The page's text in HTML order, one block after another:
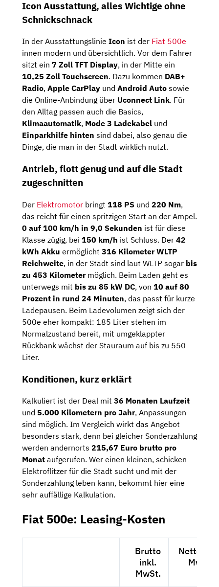
Icon Ausstattung, alles Wichtige ohne
Schnickschnack
In der Ausstattungslinie Icon ist der Fiat 500e
innen modern und übersichtlich. Vor dem Fahrer
sitzt ein 7 Zoll TFT Display, in der Mitte ein
10,25 Zoll Touchscreen. Dazu kommen DAB+
Radio, Apple CarPlay und Android Auto sowie
die Online-Anbindung über Uconnect Link. Für
den Alltag passen auch die Basics,
Klimaautomatik, Mode 3 Ladekabel und
Einparkhilfe hinten sind dabei, also genau die
Dinge, die man in der Stadt wirklich nutzt.
Antrieb, flott genug und auf die Stadt
zugeschnitten
Der Elektromotor bringt 118 PS und 220 Nm,
das reicht für einen spritzigen Start an der Ampel.
0 auf 100 km/h in 9,0 Sekunden ist für diese
Klasse zügig, bei 150 km/h ist Schluss. Der 42
kWh Akku ermöglicht 316 Kilometer WLTP
Reichweite, in der Stadt sind laut WLTP sogar bis
zu 453 Kilometermöglich. Beim Laden geht es
unterwegs mit bis zu 85 kW DC, von 10 auf 80
Prozent in rund 24 Minuten, das passt für kurze
Ladepausen. Beim Ladevolumen zeigt sich der
500e eher kompakt: 185 Liter stehen im
Normalzustand bereit, mit umgeklappter
Rückbank wächst der Stauraum auf bis zu 550
Liter.
Konditionen, kurz erklärt
Kalkuliert ist der Deal mit 36 Monaten Laufzeit
und 5.000 Kilometern pro Jahr, Anpassungen
sind möglich. Im Vergleich wirkt das Angebot
besonders stark, denn bei gleicher Sonderzahlung
werden andernorts 215,67 Euro brutto pro
Monat aufgerufen. Wer einen kleinen, schicken
Elektroflitzer für die Stadt sucht und mit der
Sonderzahlung leben kann, bekommt hier eine
sehr auffällige Kalkulation.
Fiat 500e: Leasing-Kosten
Brutto
inkl.
MwSt.
Netto
MwSt.